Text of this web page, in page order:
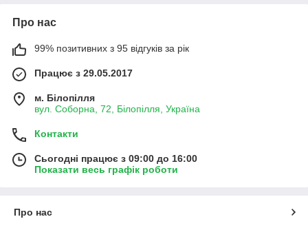
Про нас
99% позитивних з 95 відгуків за рік
Працює з 29.05.2017
м. Білопілля
вул. Соборна, 72, Білопілля, Україна
Контакти
Сьогодні працює з 09:00 до 16:00
Показати весь графік роботи
Про нас